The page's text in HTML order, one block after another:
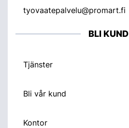
tyovaatepalvelu@promart.fi
BLI KUND
Tjänster
Bli vår kund
Kontor